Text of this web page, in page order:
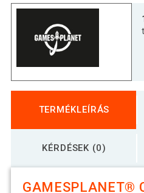
TERMÉKLEÍRÁS
KÉRDÉSEK (0)
GAMESPLANET®